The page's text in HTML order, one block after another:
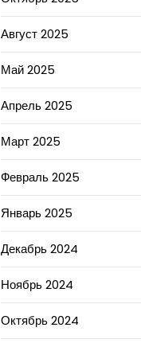
Август 2025
Май 2025
Апрель 2025
Март 2025
Февраль 2025
Январь 2025
Декабрь 2024
Ноябрь 2024
Октябрь 2024